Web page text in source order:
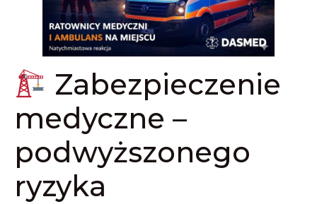
Zabezpieczenie
medyczne –
podwyższonego
ryzyka